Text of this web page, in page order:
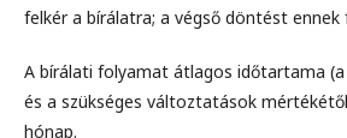
felkér a bírálatra; a végső döntést ennek
A bírálati folyamat átlagos időtartama
és a szükséges változtatások
hónap.